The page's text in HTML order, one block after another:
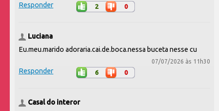
Responder 2 0
Luciana
Eu.meu.marido adoraria.cai.de.boca.nessa buceta nesse cu
07/07/2026 às 11h30
Responder 6 0
Casal do interor